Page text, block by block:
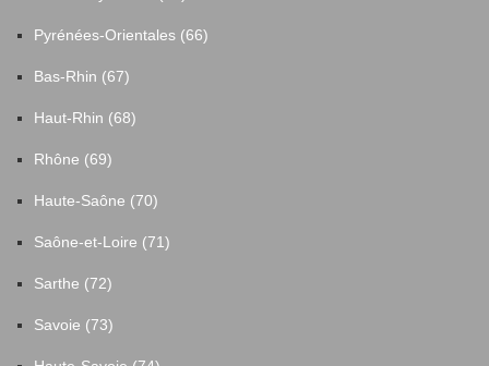
Pyrénées-Orientales (66)
Bas-Rhin (67)
Haut-Rhin (68)
Rhône (69)
Haute-Saône (70)
Saône-et-Loire (71)
Sarthe (72)
Savoie (73)